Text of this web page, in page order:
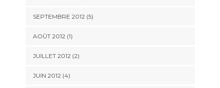
SEPTEMBRE 2012(5)
AOÛT 2012(1)
JUILLET 2012(2)
JUIN 2012(4)